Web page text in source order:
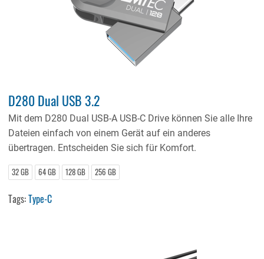
D280 Dual USB 3.2
Mit dem D280 Dual USB-A USB-C Drive können Sie alle Ihre
Dateien einfach von einem Gerät auf ein anderes
übertragen. Entscheiden Sie sich für Komfort.
32 GB 64 GB 128 GB 256 GB
Tags:Type-C